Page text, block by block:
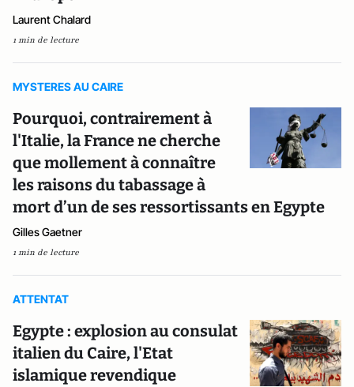
Laurent Chalard
1 min de lecture
MYSTERES AU CAIRE
Pourquoi, contrairement à
l'Italie, la France ne cherche
que mollement à connaître
les raisons du tabassage à
mort d’un de ses ressortissants en Egypte
Gilles Gaetner
1 min de lecture
ATTENTAT
Egypte : explosion au consulat
italien du Caire, l'Etat
islamique revendique